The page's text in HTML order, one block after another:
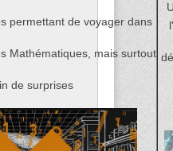
permettant de voyager dans
Mathématiques, mais surtout
de surprises